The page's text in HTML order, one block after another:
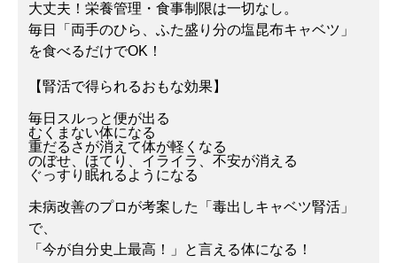
大丈夫！栄養管理・食事制限は一切なし。
毎日「両手のひら、ふた盛り分の塩昆布キャベツ」
を食べるだけでOK！
【腎活で得られるおもな効果】
毎日スルっと便が出る
むくまない体になる
重だるさが消えて体が軽くなる
のぼせ、ほてり、イライラ、不安が消える
ぐっすり眠れるようになる
未病改善のプロが考案した「毒出しキャベツ腎活」
で、
「今が自分史上最高！」と言える体になる！